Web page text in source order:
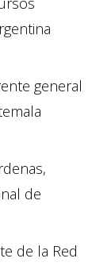
general
de
de la Red